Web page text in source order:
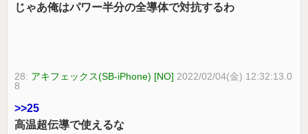
じゃあ俺はパワー半分の全導体で対抗するわ
28: アキフェックス(SB-iPhone) [NO] 2022/02/04(金) 12:32:13.0
8
>>25
高温超伝導で使えるな